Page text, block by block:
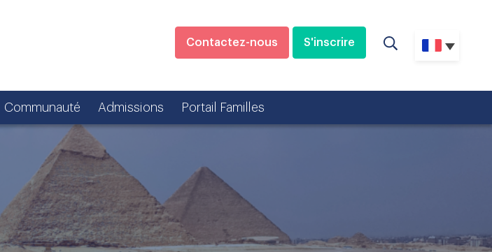
Contactez-nous S'inscrire
Communauté Admissions Portail Familles